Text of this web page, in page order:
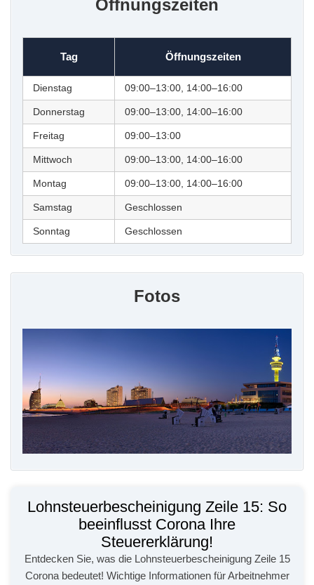
Öffnungszeiten
Tag Öffnungszeiten
Dienstag 09:00–13:00, 14:00–16:00
Donnerstag 09:00–13:00, 14:00–16:00
Freitag 09:00–13:00
Mittwoch 09:00–13:00, 14:00–16:00
Montag 09:00–13:00, 14:00–16:00
Samstag Geschlossen
Sonntag Geschlossen
Fotos
Lohnsteuerbescheinigung Zeile 15: So
beeinflusst Corona Ihre
Steuererklärung!
Entdecken Sie, was die Lohnsteuerbescheinigung Zeile 15
Corona bedeutet! Wichtige Informationen für Arbeitnehmer